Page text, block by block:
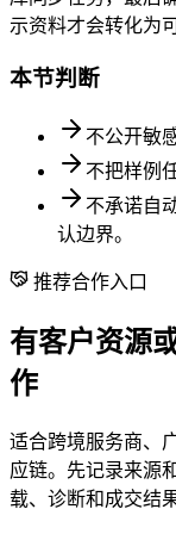
示资料才会转化为
本节判断
不公开敏
不把样例
不承诺自
认边界。
推荐合作入口
有客户资源
作
适合跨境服务商、
应链。先记录来源
载、诊断和成交结